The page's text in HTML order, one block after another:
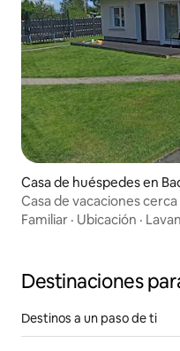
Casa de huéspedes en
Casa de vacaciones
Darss
Familiar · Ubicación ·
Destinaciones
Destinos a un paso de ti